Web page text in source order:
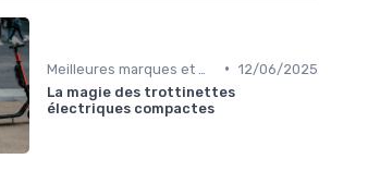
• 12/06/2025
La magie des trottinettes
électriques compactes